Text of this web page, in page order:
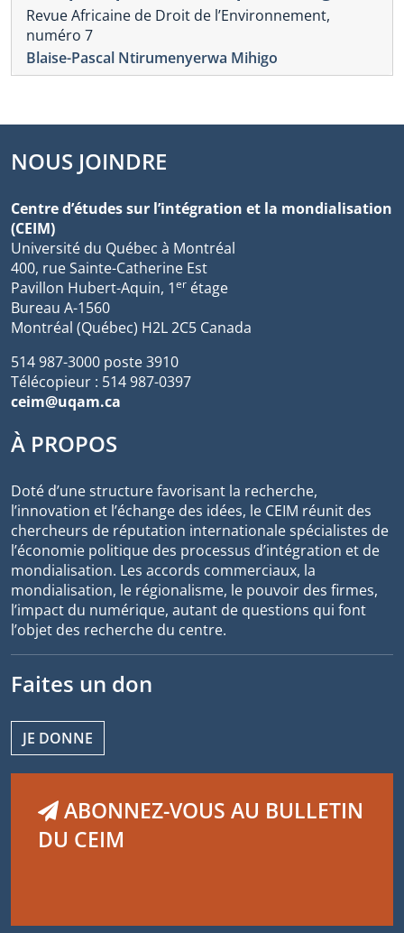
Revue Africaine de Droit de l’Environnement,
numéro 7
Blaise-Pascal Ntirumenyerwa Mihigo
NOUS JOINDRE
Centre d’études sur l’intégration et la mondialisation
(CEIM)
Université du Québec à Montréal
400, rue Sainte-Catherine Est
Pavillon Hubert-Aquin, 1er étage
Bureau A-1560
Montréal (Québec) H2L 2C5 Canada
514 987-3000 poste 3910
Télécopieur : 514 987-0397
ceim@uqam.ca
À PROPOS
Doté d’une structure favorisant la recherche,
l’innovation et l’échange des idées, le CEIM réunit des
chercheurs de réputation internationale spécialistes de
l’économie politique des processus d’intégration et de
mondialisation. Les accords commerciaux, la
mondialisation, le régionalisme, le pouvoir des firmes,
l’impact du numérique, autant de questions qui font
l’objet des recherche du centre.
Faites un don
JE DONNE
ABONNEZ-VOUS AU BULLETIN
DU CEIM